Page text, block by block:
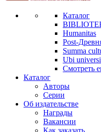
Каталог
Humanitas
Post-
Summa
Ubi
Смотреть
Каталог
Авторы
Серии
Об издательстве
Награды
Вакансии
Как заказать